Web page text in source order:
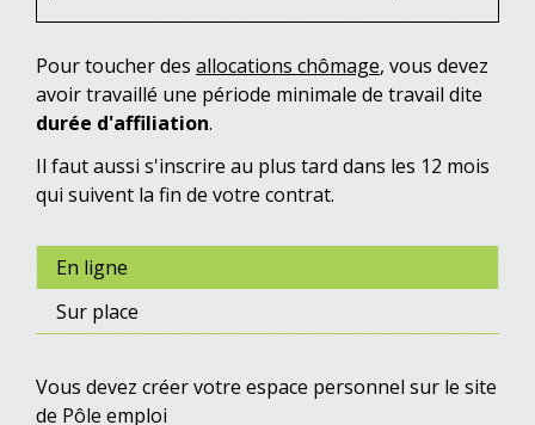
Pour toucher des allocations chômage, vous devez
avoir travaillé une période minimale de travail dite
durée d'affiliation.
Il faut aussi s'inscrire au plus tard dans les 12 mois
qui suivent la fin de votre contrat.
En ligne
Sur place
Vous devez créer votre espace personnel sur le site
de Pôle emploi